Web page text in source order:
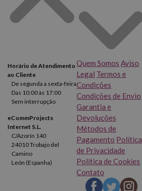
Horário de Atendimento
ao Cliente
De segunda a sexta-feira
Das 10:00 às 17:00
Sem interrupção
eCommProjects
Internet S.L.
C/Azorín 140
24010 Trobajo del
Camino
León (Espanha)
Quem Somos Aviso
Legal Termos e
Condições
Condições de Envio
Garantia e
Devoluções
Métodos de
Pagamento Política
de Privacidade
Política de Cookies
Contato